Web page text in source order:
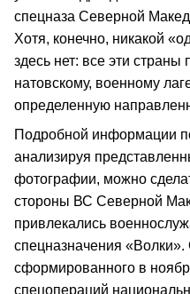
спецназа Северной
Хотя, конечно, никакой
здесь нет: все эти страны
натовскому, военному
определенную
Подробной информации
анализируя
фотографии, можно
стороны ВС Северной
привлекались
спецназначения «Волки».
сформированного в
спецопераций